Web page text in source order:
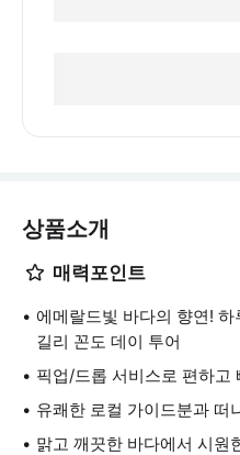
상품소개
매력포인트
에메랄드빛 바다의 향연!
길리 꼰도 데이 투어
픽업/드롭 서비스로 편하고
유쾌한 로컬 가이드분과 떠
맑고 깨끗한 바다에서 시원